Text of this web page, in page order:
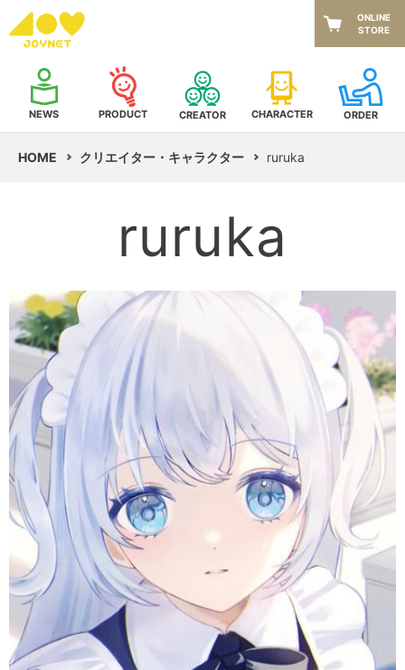
NEWS PRODUCT CREATOR CHARACTER ORDER
ONLINE
STORE
HOME クリエイター・キャラクター ruruka
ruruka